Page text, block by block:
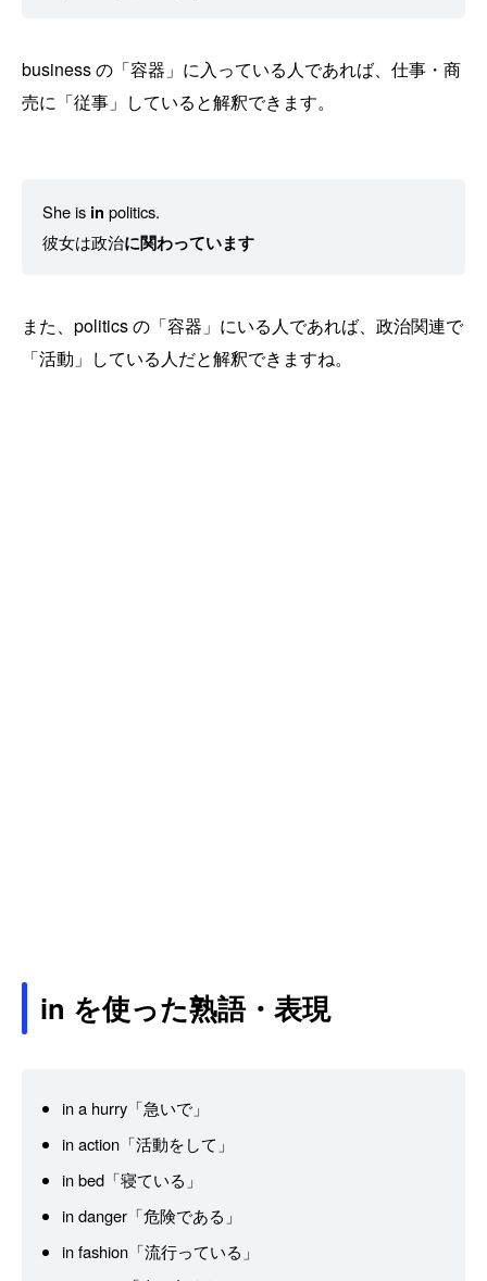
business の「容器」に入っている人であれば、仕事・商
売に「従事」していると解釈できます。
She is in politics.
彼女は政治に関わっています
また、politics の「容器」にいる人であれば、政治関連で
「活動」している人だと解釈できますね。
in を使った熟語・表現
in a hurry「急いで」
in action「活動をして」
in bed「寝ている」
in danger「危険である」
in fashion「流行っている」